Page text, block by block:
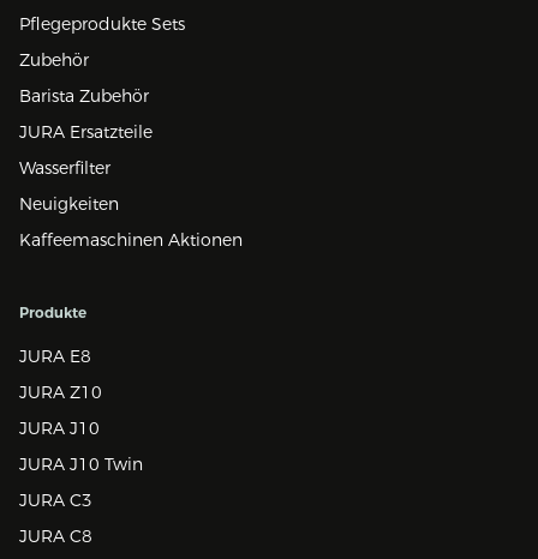
Pflegeprodukte Sets
Zubehör
Barista Zubehör
JURA Ersatzteile
Wasserfilter
Neuigkeiten
Kaffeemaschinen Aktionen
Produkte
JURA E8
JURA Z10
JURA J10
JURA J10 Twin
JURA C3
JURA C8